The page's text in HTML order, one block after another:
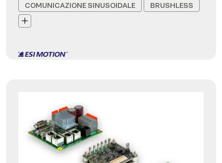
COMUNICAZIONE SINUSOIDALE
BRUSHLESS